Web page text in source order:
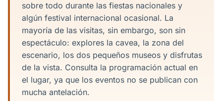
sobre todo durante las fiestas nacionales y
algún festival internacional ocasional. La
mayoría de las visitas, sin embargo, son sin
espectáculo: explores la cavea, la zona del
escenario, los dos pequeños museos y disfrutas
de la vista. Consulta la programación actual en
el lugar, ya que los eventos no se publican con
mucha antelación.